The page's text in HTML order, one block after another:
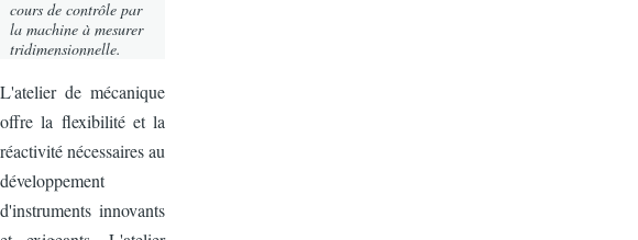
cours de contrôle par
la machine à mesurer
tridimensionnelle.
L'atelier de mécanique
offre la flexibilité et la
réactivité nécessaires au
développement
d'instruments innovants